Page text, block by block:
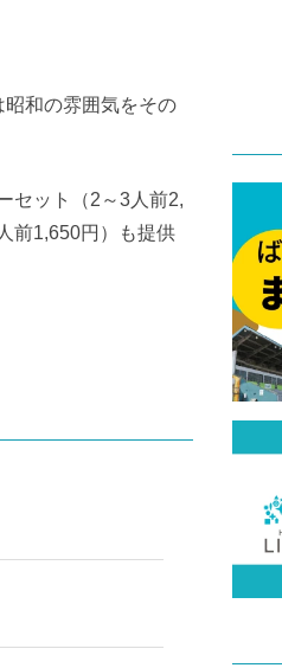
昭和の雰囲気をその
セット（2～3人前2,
前1,650円）も提供